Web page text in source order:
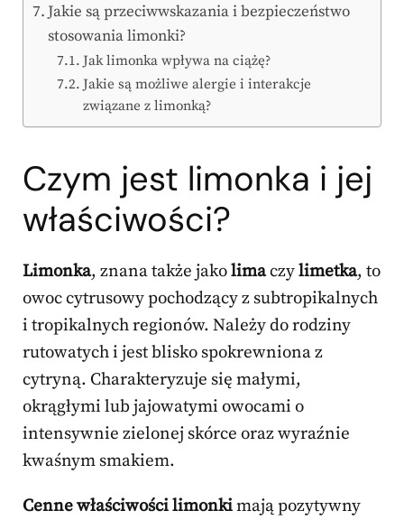
Jakie są przeciwwskazania i bezpieczeństwo
stosowania limonki?
Jak limonka wpływa na ciążę?
Jakie są możliwe alergie i interakcje
związane z limonką?
Czym jest limonka i jej
właściwości?
Limonka, znana także jakolimaczylimetka, to
owoc cytrusowy pochodzący z subtropikalnych
i tropikalnych regionów. Należy do rodziny
rutowatych i jest blisko spokrewniona z
cytryną. Charakteryzuje się małymi,
okrągłymi lub jajowatymi owocami o
intensywnie zielonej skórce oraz wyraźnie
kwaśnym smakiem.
Cenne właściwości limonkimają pozytywny